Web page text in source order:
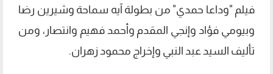
فيلم "وداعا حمدي" من بطولة آيه سماحة وشيرين رضا
وبيومي فؤاد وإنجي المقدم وأحمد فهيم وانتصار، ومن
تأليف السيد عبد النبي وإخراج محمود زهران.